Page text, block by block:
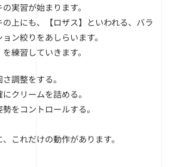
実習が始まります。
上にも、【ロザス】といわれる、バラ
ン絞りをあしらいます。
練習していきます。
調整をする。
クリームを詰める。
をコントロールする。
これだけの動作があります。